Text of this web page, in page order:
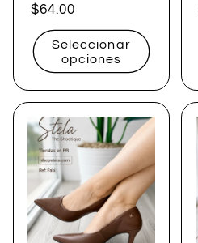
Precio
habitual
$64.00
Seleccionar
opciones